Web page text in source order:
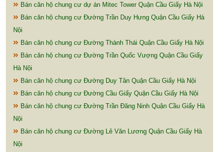
Bán căn hộ chung cư dự án Mitec Tower Quận Cầu Giấy Hà Nội
Bán căn hộ chung cư Đường Trần Duy Hưng Quận Cầu Giấy Hà
Nội
Bán căn hộ chung cư Đường Thành Thái Quận Cầu Giấy Hà Nội
Bán căn hộ chung cư Đường Trần Quốc Vượng Quận Cầu Giấy
Hà Nội
Bán căn hộ chung cư Đường Duy Tân Quận Cầu Giấy Hà Nội
Bán căn hộ chung cư Đường Cầu Giấy Quận Cầu Giấy Hà Nội
Bán căn hộ chung cư Đường Trần Đăng Ninh Quận Cầu Giấy Hà
Nội
Bán căn hộ chung cư Đường Lê Văn Lương Quận Cầu Giấy Hà
Nội